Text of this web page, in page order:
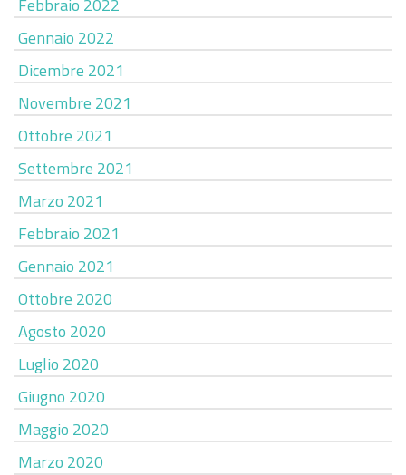
Febbraio 2022
Gennaio 2022
Dicembre 2021
Novembre 2021
Ottobre 2021
Settembre 2021
Marzo 2021
Febbraio 2021
Gennaio 2021
Ottobre 2020
Agosto 2020
Luglio 2020
Giugno 2020
Maggio 2020
Marzo 2020